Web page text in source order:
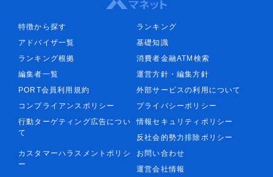
特徴から探す
ランキング
アドバイザ一覧
基礎知識
ランキング根拠
消費者金融ATM検索
編集者一覧
運営方針・編集方針
PORT会員利用規約
外部サービスの利用について
コンプライアンスポリシー
プライバシーポリシー
行動ターゲティング広告につい
て
情報セキュリティポリシー
反社会的勢力排除ポリシー
カスタマーハラスメントポリシ
ー
お問い合わせ
運営会社情報